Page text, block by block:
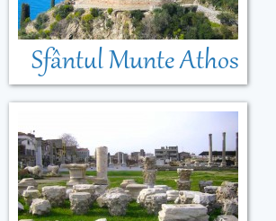
Sfântul Munte Athos